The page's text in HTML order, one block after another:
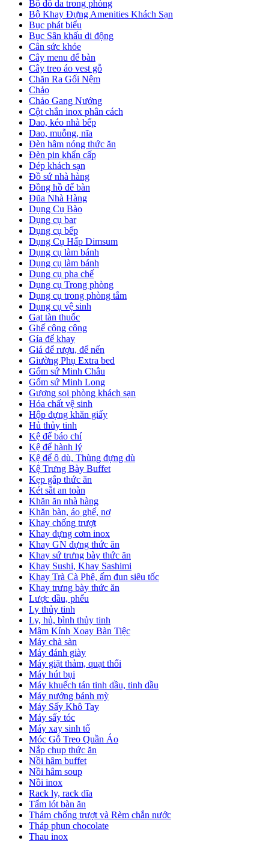
Bộ đồ da trong phòng
Bộ Khay Đựng Amenities Khách Sạn
Bục phát biểu
Bục Sân khấu di động
Cân sức khỏe
Cây menu để bàn
Cây treo áo vest gỗ
Chăn Ra Gối Nệm
Chảo
Chảo Gang Nướng
Cột chắn inox phân cách
Dao, kéo nhà bếp
Dao, muỗng, nĩa
Đèn hâm nóng thức ăn
Đèn pin khẩn cấp
Dép khách sạn
Đồ sứ nhà hàng
Đồng hồ để bàn
Đũa Nhà Hàng
Dụng Cụ Bào
Dụng cụ bar
Dụng cụ bếp
Dụng Cụ Hấp Dimsum
Dụng cụ làm bánh
Dụng cụ làm bánh
Dụng cụ pha chế
Dụng cụ Trong phòng
Dụng cụ trong phòng tắm
Dụng cụ vệ sinh
Gạt tàn thuốc
Ghế công cộng
Gía để khay
Giá để rượu, để nến
Giường Phụ Extra bed
Gốm sứ Minh Châu
Gốm sứ Minh Long
Gương soi phòng khách sạn
Hóa chất vệ sinh
Hộp đựng khăn giấy
Hủ thủy tinh
Kệ để báo chí
Kệ để hành lý
Kệ để ô dù, Thùng đựng dù
Kệ Trưng Bày Buffet
Kẹp gắp thức ăn
Két sắt an toàn
Khăn ăn nhà hàng
Khăn bàn, áo ghế, nơ
Khay chống trượt
Khay đựng cơm inox
Khay GN đựng thức ăn
Khay sứ trưng bày thức ăn
Khay Sushi, Khay Sashimi
Khay Trà Cà Phê, ấm đun siêu tốc
Khay trưng bày thức ăn
Lược dầu, phểu
Ly thủy tinh
Ly, hủ, bình thủy tinh
Mâm Kính Xoay Bàn Tiệc
Máy chà sàn
Máy đánh giày
Máy giặt thảm, quạt thổi
Máy hút bụi
Máy khuếch tán tinh dầu, tinh dầu
Máy nướng bánh mỳ
Máy Sấy Khô Tay
Máy sấy tóc
Máy xay sinh tố
Móc Gỗ Treo Quần Áo
Nắp chụp thức ăn
Nồi hâm buffet
Nồi hâm soup
Nồi inox
Rack ly, rack dĩa
Tấm lót bàn ăn
Thảm chống trượt và Rèm chắn nước
Tháp phun chocolate
Thau inox